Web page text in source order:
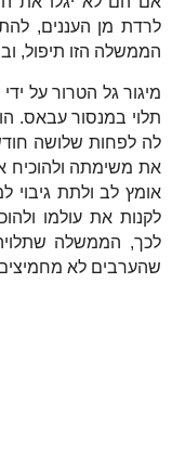
לרדת מן העננים,
הממשלה הזו תיפול,
מיגור גל הטרור על
תלוי במנסור עבאס.
לה לפחות שלושה
את משימתה ולהוכיח
אומץ לב ולתת גיבוי
לקנות את עולמו
לכך, הממשלה
שהערבים לא